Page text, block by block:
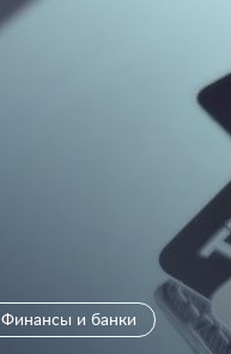
Финансы и банки